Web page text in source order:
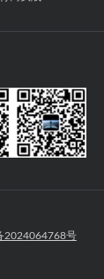
2024064768号